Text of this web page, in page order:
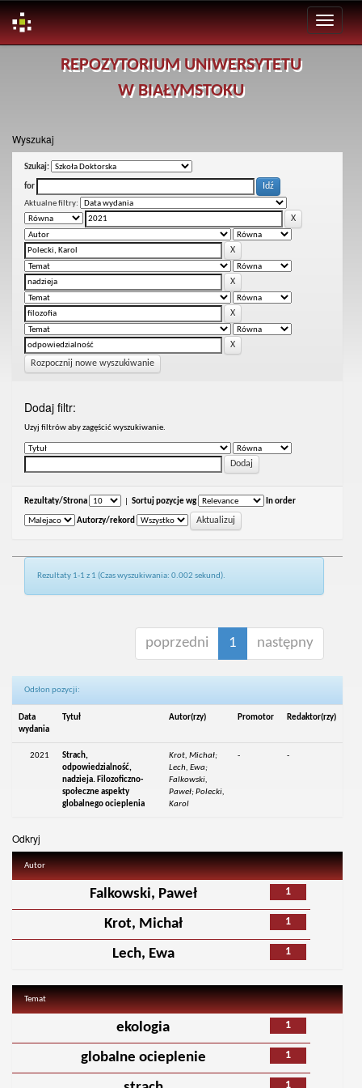
REPOZYTORIUM UNIWERSYTETU
W BIAŁYMSTOKU
Wyszukaj
Szukaj:
for
Aktualne filtry:
Rozpocznij nowe wyszukiwanie
Dodaj filtr:
Uzyj filtrów aby zagęścić wyszukiwanie.
Rezultaty/Strona Sortuj pozycje wg In order
Autorzy/rekord
Rezultaty 1-1 z 1 (Czas wyszukiwania: 0.002 sekund).
poprzedni 1 następny
Odsłon pozycji:
Data
wydania
Tytuł Autor(rzy) Promotor Redaktor(rzy)
2021
Strach,
odpowiedzialność,
nadzieja. Filozoficzno-
społeczne aspekty
globalnego ocieplenia
Krot, Michał;
Lech, Ewa;
Falkowski,
Paweł; Polecki,
Karol
- -
Odkryj
Autor
1
Falkowski, Paweł
1
Krot, Michał
1
Lech, Ewa
Temat
1
ekologia
1
globalne ocieplenie
1